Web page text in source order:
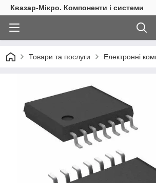
Квазар-Мікро. Компоненти і системи
Товари та послуги Електронні